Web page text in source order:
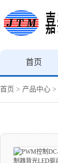
首页
首页 > 产品中心 >